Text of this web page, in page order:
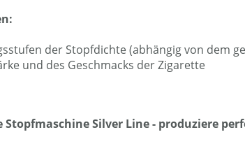
der Stopfdichte (abhängig von dem
und des Geschmacks der Zigarette
Stopfmaschine Silver Line - produziere